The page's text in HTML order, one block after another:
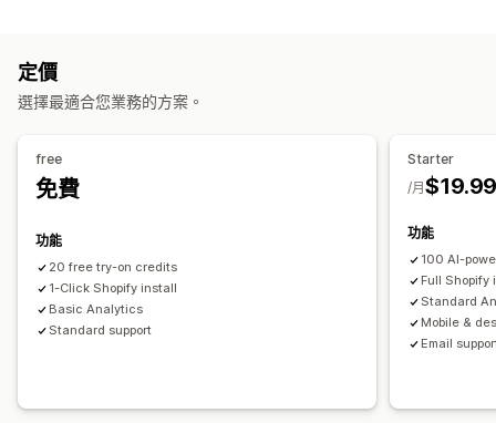
定價
選擇最適合您業務的方案。
free
免費
功能
20 free try-on credits
1-Click Shopify install
Basic Analytics
Standard support
Starter
/月
功能
100 AI-
Full Shopify
Standard
Mobile &
Email